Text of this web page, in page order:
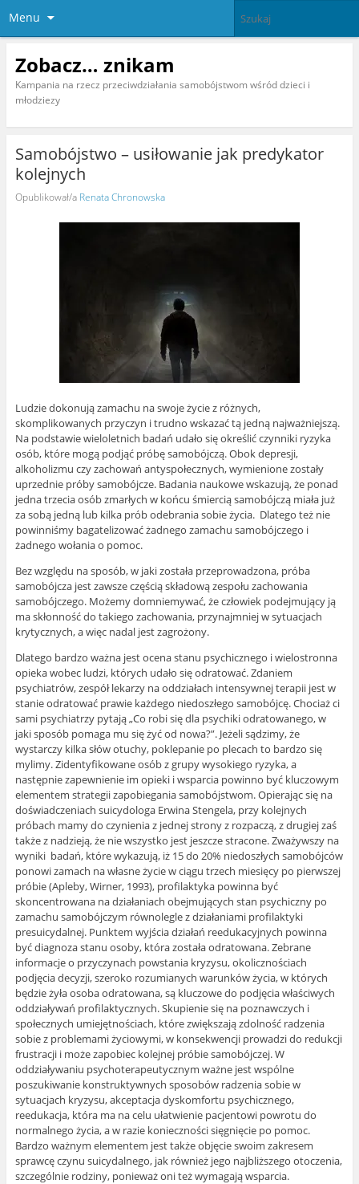
Menu
Zobacz… znikam
Kampania na rzecz przeciwdziałania samobójstwom wśród dzieci i
młodziezy
Samobójstwo – usiłowanie jak predykator
kolejnych
Opublikował/a Renata Chronowska
Ludzie dokonują zamachu na swoje życie z różnych,
skomplikowanych przyczyn i trudno wskazać tą jedną najważniejszą.
Na podstawie wieloletnich badań udało się określić czynniki ryzyka
osób, które mogą podjąć próbę samobójczą. Obok depresji,
alkoholizmu czy zachowań antyspołecznych, wymienione zostały
uprzednie próby samobójcze. Badania naukowe wskazują, że ponad
jedna trzecia osób zmarłych w końcu śmiercią samobójczą miała już
za sobą jedną lub kilka prób odebrania sobie życia. Dlatego też nie
powinniśmy bagatelizować żadnego zamachu samobójczego i
żadnego wołania o pomoc.
Bez względu na sposób, w jaki została przeprowadzona, próba
samobójcza jest zawsze częścią składową zespołu zachowania
samobójczego. Możemy domniemywać, że człowiek podejmujący ją
ma skłonność do takiego zachowania, przynajmniej w sytuacjach
krytycznych, a więc nadal jest zagrożony.
Dlatego bardzo ważna jest ocena stanu psychicznego i wielostronna
opieka wobec ludzi, których udało się odratować. Zdaniem
psychiatrów, zespół lekarzy na oddziałach intensywnej terapii jest w
stanie odratować prawie każdego niedoszłego samobójcę. Chociaż ci
sami psychiatrzy pytają „Co robi się dla psychiki odratowanego, w
jaki sposób pomaga mu się żyć od nowa?”. Jeżeli sądzimy, że
wystarczy kilka słów otuchy, poklepanie po plecach to bardzo się
mylimy. Zidentyfikowane osób z grupy wysokiego ryzyka, a
następnie zapewnienie im opieki i wsparcia powinno być kluczowym
elementem strategii zapobiegania samobójstwom. Opierając się na
doświadczeniach suicydologa Erwina Stengela, przy kolejnych
próbach mamy do czynienia z jednej strony z rozpaczą, z drugiej zaś
także z nadzieją, że nie wszystko jest jeszcze stracone. Zważywszy na
wyniki badań, które wykazują, iż 15 do 20% niedoszłych samobójców
ponowi zamach na własne życie w ciągu trzech miesięcy po pierwszej
próbie (Apleby, Wirner, 1993), profilaktyka powinna być
skoncentrowana na działaniach obejmujących stan psychiczny po
zamachu samobójczym równolegle z działaniami profilaktyki
presuicydalnej. Punktem wyjścia działań reedukacyjnych powinna
być diagnoza stanu osoby, która została odratowana. Zebrane
informacje o przyczynach powstania kryzysu, okolicznościach
podjęcia decyzji, szeroko rozumianych warunków życia, w których
będzie żyła osoba odratowana, są kluczowe do podjęcia właściwych
oddziaływań profilaktycznych. Skupienie się na poznawczych i
społecznych umiejętnościach, które zwiększają zdolność radzenia
sobie z problemami życiowymi, w konsekwencji prowadzi do redukcji
frustracji i może zapobiec kolejnej próbie samobójczej. W
oddziaływaniu psychoterapeutycznym ważne jest wspólne
poszukiwanie konstruktywnych sposobów radzenia sobie w
sytuacjach kryzysu, akceptacja dyskomfortu psychicznego,
reedukacja, która ma na celu ułatwienie pacjentowi powrotu do
normalnego życia, a w razie konieczności sięgnięcie po pomoc.
Bardzo ważnym elementem jest także objęcie swoim zakresem
sprawcę czynu suicydalnego, jak również jego najbliższego otoczenia,
szczególnie rodziny, ponieważ oni też wymagają wsparcia.